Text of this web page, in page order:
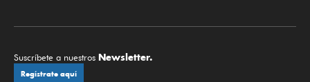
Suscríbete a nuestros Newsletter.
Regístrate aquí